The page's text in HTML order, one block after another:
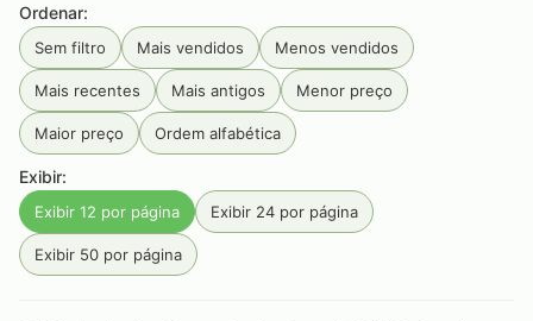
Flor D'Liz
Jamming JC palheiros Luiz Porto Mangarosa
Maria Maria Olibi Palazzo Tabacum Pé Da Mata
Primeira Estrada Produtos Goa
Rocca
Serra da Campanha Serra Do Condado
Serra Do Papagaio
Ordenar:
Sem filtro Mais vendidos Menos vendidos
Mais recentes Mais antigos Menor preço
Maior preço Ordem alfabética
Exibir:
Exibir 12 por página Exibir 24 por página
Exibir 50 por página